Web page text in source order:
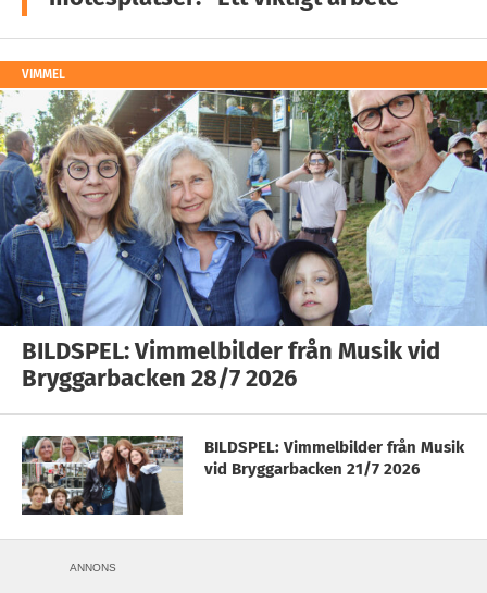
VIMMEL
BILDSPEL: Vimmelbilder från Musik vid
Bryggarbacken 28/7 2026
BILDSPEL: Vimmelbilder från Musik
vid Bryggarbacken 21/7 2026
ANNONS